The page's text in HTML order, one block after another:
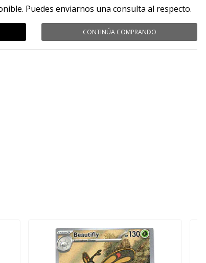
Puedes enviarnos una consulta al respecto.
CONTINÚA COMPRANDO